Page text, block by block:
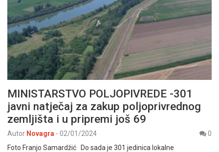
MINISTARSTVO POLJOPIVREDE -301
javni natječaj za zakup poljoprivrednog
zemljišta i u pripremi još 69
Autor Novagra - 02/01/2024
0
Foto Franjo Samardžić Do sada je 301 jedinica lokalne